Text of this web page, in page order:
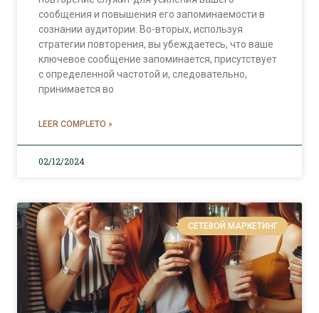
сообщения и повышения его запоминаемости в
сознании аудитории. Во-вторых, используя
стратегии повторения, вы убеждаетесь, что ваше
ключевое сообщение запоминается, присутствует
с определенной частотой и, следовательно,
принимается во
LEER COMPLETO »
02/12/2024
СЕТЕВОЙ МАРКЕТИНГ